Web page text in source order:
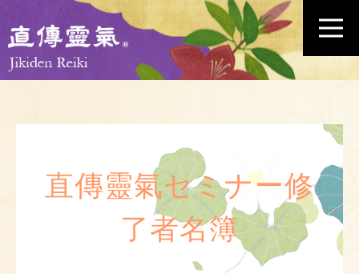
直傳靈氣セミナー修
了者名簿